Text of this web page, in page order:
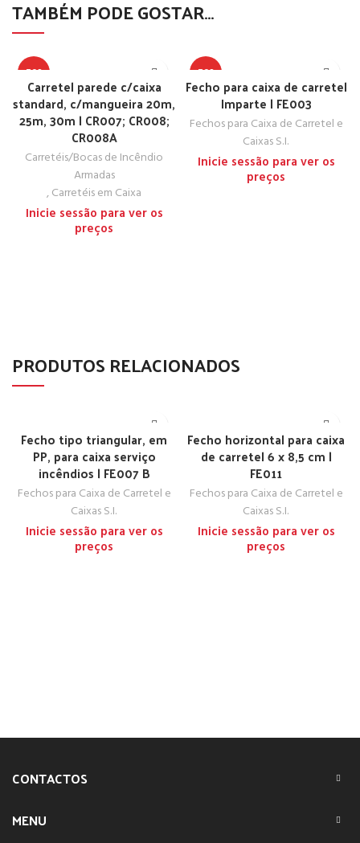
TAMBÉM PODE GOSTAR…
TOP
Carretel parede c/caixa
standard, c/mangueira 20m,
25m, 30m | CR007; CR008;
CR008A
Carretéis/Bocas de Incêndio
Armadas
,Carretéis em Caixa
Inicie sessão para ver os
preços
TOP
Fecho para caixa de carretel
Imparte | FE003
Fechos para Caixa de Carretel e
Caixas S.I.
Inicie sessão para ver os
preços
PRODUTOS RELACIONADOS
Fecho tipo triangular, em
PP, para caixa serviço
incêndios | FE007 B
Fechos para Caixa de Carretel e
Caixas S.I.
Inicie sessão para ver os
preços
Fecho horizontal para caixa
de carretel 6 x 8,5 cm |
FE011
Fechos para Caixa de Carretel e
Caixas S.I.
Inicie sessão para ver os
preços
CONTACTOS
MENU